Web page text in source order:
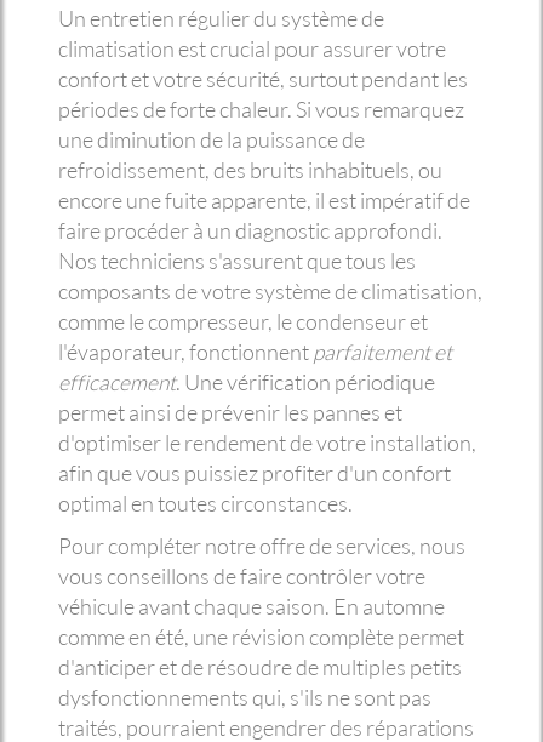
Un entretien régulier du système de
climatisation est crucial pour assurer votre
confort et votre sécurité, surtout pendant les
périodes de forte chaleur. Si vous remarquez
une diminution de la puissance de
refroidissement, des bruits inhabituels, ou
encore une fuite apparente, il est impératif de
faire procéder à un diagnostic approfondi.
Nos techniciens s'assurent que tous les
composants de votre système de climatisation,
comme le compresseur, le condenseur et
l'évaporateur, fonctionnentparfaitement et
efficacement. Une vérification périodique
permet ainsi de prévenir les pannes et
d'optimiser le rendement de votre installation,
afin que vous puissiez profiter d'un confort
optimal en toutes circonstances.
Pour compléter notre offre de services, nous
vous conseillons de faire contrôler votre
véhicule avant chaque saison. En automne
comme en été, une révision complète permet
d'anticiper et de résoudre de multiples petits
dysfonctionnements qui, s'ils ne sont pas
traités, pourraient engendrer des réparations